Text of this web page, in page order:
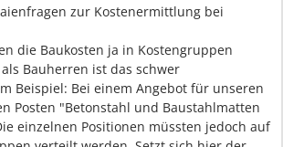
zur Kostenermittlung bei
die Baukosten ja in Kostengruppen
Bauherren ist das schwer
Beispiel: Bei einem Angebot für unseren
Posten "Betonstahl und Baustahlmatten
einzelnen Positionen müssten jedoch auf